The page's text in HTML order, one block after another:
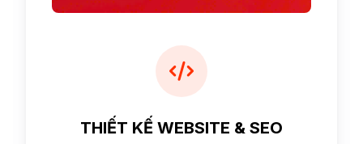
THIẾT KẾ WEBSITE & SEO